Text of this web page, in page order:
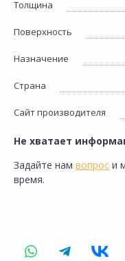
Толщина
Поверхность
Назначение
Страна
Сайт производителя
Не хватает
Задайте нам вопрос и
время.